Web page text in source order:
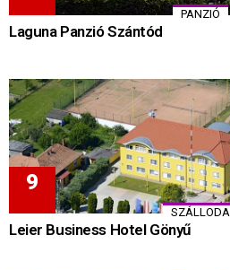
PANZIÓ
Laguna Panzió Szántód
SZÁLLODA
Leier Business Hotel Gönyű